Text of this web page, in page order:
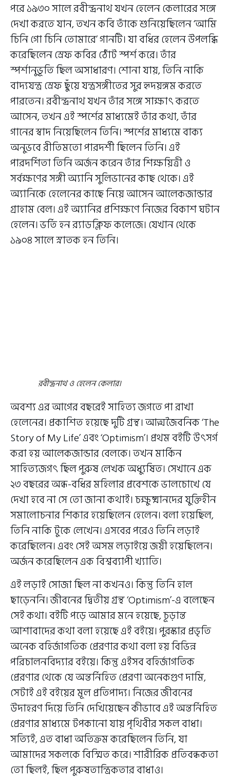
পরে ১৯৩০ সালে রবীন্দ্রনাথ যখন হেলেন কেলারের সঙ্গে
দেখা করতে যান, তখন কবি তাঁকে শুনিয়েছিলেন ‘আমি
চিনি গো চিনি তোমারে’ গানটি। যা বধির হেলেন উপলব্ধি
করেছিলেন স্রেফ কবির ঠোঁট স্পর্শ করে। তাঁর
স্পর্শানুভূতি ছিল অসাধারণ। শোনা যায়, তিনি নাকি
বাদ্যযন্ত্র স্রেফ ছুঁয়ে যন্ত্রসঙ্গীতের সুর হৃদয়ঙ্গম করতে
পারতেন। রবীন্দ্রনাথ যখন তাঁর সঙ্গে সাক্ষাৎ করতে
আসেন, তখন এই স্পর্শের মাধ্যমেই তাঁর কথা, তাঁর
গানের স্বাদ নিয়েছিলেন তিনি। স্পর্শের মাধ্যমে বাক্য
অনুভবে রীতিমতো পারদর্শী ছিলেন তিনি। এই
পারদর্শিতা তিনি অর্জন করেন তাঁর শিক্ষয়িত্রী ও
সর্বক্ষণের সঙ্গী অ্যানি সুলিভানের কাছ থেকে। এই
অ্যানিকে হেলেনের কাছে নিয়ে আসেন আলেকজান্ডার
গ্রাহাম বেল। এই অ্যানির প্রশিক্ষণে নিজের বিকাশ ঘটান
হেলেন। ভর্তি হন র‍্যাডক্লিফ কলেজে। যেখান থেকে
১৯০৪ সালে স্নাতক হন তিনি।
রবীন্দ্রনাথ ও হেলেন কেলার।
অবশ্য এর আগের বছরেই সাহিত্য জগতে পা রাখা
হেলেনের। প্রকাশিত হয়েছে দুটি গ্রন্থ। আত্মজৈবনিক ‘The
Story of My Life’ এবং ‘Optimism’। প্রথম বইটি উৎসর্গ
করা হয় আলেকজান্ডার বেলকে। তখন মার্কিন
সাহিত্যজগৎ ছিল পুরুষ লেখক অধ্যুষিত। সেখানে এক
২৩ বছরের অন্ধ-বধির মহিলার প্রবেশকে ভালচোখে যে
দেখা হবে না সে তো জানা কথাই। চক্ষুষ্মানদের যুক্তিহীন
সমালোচনার শিকার হয়েছিলেন হেলেন। বলা হয়েছিল,
তিনি নাকি টুকে লেখেন। এসবের পরেও তিনি লড়াই
করেছিলেন। এবং সেই অসম লড়াইয়ে জয়ী হয়েছিলেন।
অর্জন করেছিলেন এক বিশ্বব্যাপী খ্যাতি।
এই লড়াই সোজা ছিল না কখনও। কিন্তু তিনি হাল
ছাড়েননি। জীবনের দ্বিতীয় গ্রন্থ ‘Optimism’-এ বলেছেন
সেই কথা। বইটি পড়ে আমার মনে হয়েছে, চূড়ান্ত
আশাবাদের কথা বলা হয়েছে এই বইয়ে। পুরস্কার প্রভৃতি
অনেক বহির্জাগতিক প্রেরণার কথা বলা হয় বিভিন্ন
পরিচালনবিদ্যার বইয়ে। কিন্তু এইসব বহির্জাগতিক
প্রেরণার থেকে যে অন্তর্নিহিত প্রেরণা অনেকগুণ দামি,
সেটাই এই বইয়ের মূল প্রতিপাদ্য। নিজের জীবনের
উদাহরণ দিয়ে তিনি দেখিয়েছেন কীভাবে এই অন্তর্নিহিত
প্রেরণার মাধ্যমে টপকানো যায় পৃথিবীর সকল বাধা।
সত্যিই, এত বাধা অতিক্রম করেছিলেন তিনি, যা
আমাদের সকলকে বিস্মিত করে। শারীরিক প্রতিবন্ধকতা
তো ছিলই, ছিল পুরুষতান্ত্রিকতার বাধাও।